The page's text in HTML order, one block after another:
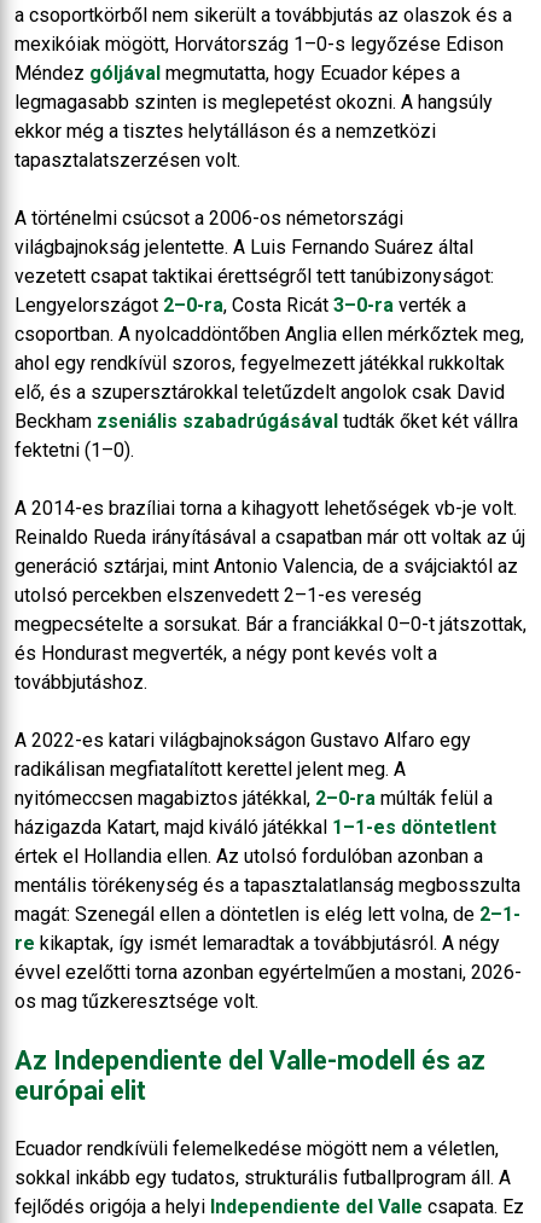
a csoportkörből nem sikerült a továbbjutás az olaszok és a
mexikóiak mögött, Horvátország 1–0-s legyőzése Edison
Méndez góljával megmutatta, hogy Ecuador képes a
legmagasabb szinten is meglepetést okozni. A hangsúly
ekkor még a tisztes helytálláson és a nemzetközi
tapasztalatszerzésen volt.
A történelmi csúcsot a 2006-os németországi
világbajnokság jelentette. A Luis Fernando Suárez által
vezetett csapat taktikai érettségről tett tanúbizonyságot:
Lengyelországot 2–0-ra, Costa Ricát 3–0-ra verték a
csoportban. A nyolcaddöntőben Anglia ellen mérkőztek meg,
ahol egy rendkívül szoros, fegyelmezett játékkal rukkoltak
elő, és a szupersztárokkal teletűzdelt angolok csak David
Beckham zseniális szabadrúgásával tudták őket két vállra
fektetni (1–0).
A 2014-es brazíliai torna a kihagyott lehetőségek vb-je volt.
Reinaldo Rueda irányításával a csapatban már ott voltak az új
generáció sztárjai, mint Antonio Valencia, de a svájciaktól az
utolsó percekben elszenvedett 2–1-es vereség
megpecsételte a sorsukat. Bár a franciákkal 0–0-t játszottak,
és Hondurast megverték, a négy pont kevés volt a
továbbjutáshoz.
A 2022-es katari világbajnokságon Gustavo Alfaro egy
radikálisan megfiatalított kerettel jelent meg. A
nyitómeccsen magabiztos játékkal, 2–0-ra múlták felül a
házigazda Katart, majd kiváló játékkal 1–1-es döntetlent
értek el Hollandia ellen. Az utolsó fordulóban azonban a
mentális törékenység és a tapasztalatlanság megbosszulta
magát: Szenegál ellen a döntetlen is elég lett volna, de 2–1-
re kikaptak, így ismét lemaradtak a továbbjutásról. A négy
évvel ezelőtti torna azonban egyértelműen a mostani, 2026-
os mag tűzkeresztsége volt.
Az Independiente del Valle-modell és az
európai elit
Ecuador rendkívüli felemelkedése mögött nem a véletlen,
sokkal inkább egy tudatos, strukturális futballprogram áll. A
fejlődés origója a helyi Independiente del Valle csapata. Ez